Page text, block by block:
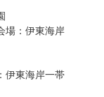
：伊東海岸
東海岸一帯